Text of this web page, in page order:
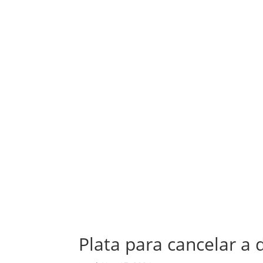
Plata para cancelar a